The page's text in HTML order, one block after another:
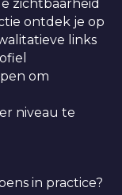
zichtbaarheid
ontdek je op
links
om
niveau te
in practice?